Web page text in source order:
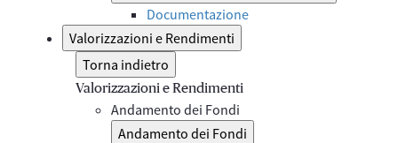
Documentazione
Valorizzazioni e Rendimenti
Torna indietro
Valorizzazioni e Rendimenti
Andamento dei Fondi
Andamento dei Fondi